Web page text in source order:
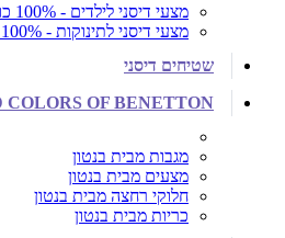
מצעי דיסני לילדים - 100% כותנה
מצעי דיסני לתינוקות - 100% כותנה
שטיחים דיסני
COLORS OF BENETTON
מגבות מבית בנטון
מצעים מבית בנטון
חלוקי רחצה מבית בנטון
כריות מבית בנטון